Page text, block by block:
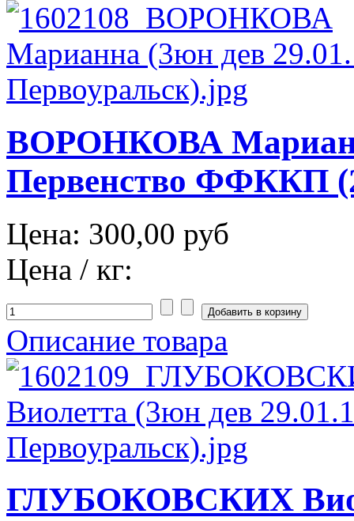
ВОРОНКОВА
Первенство ФФККП
Цена: 300,00 руб
Цена / кг:
Описание товара
ГЛУБОКОВСКИХ